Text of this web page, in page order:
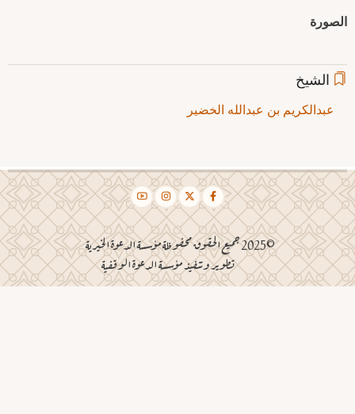
الصورة
الشيخ
عبدالكريم بن عبدالله الخضير
©2025 جميع الحقوق محفوظة مؤسسة الدعوة الخيرية
تطوير وتنفيذ مؤسسة الدعوة الوقفية